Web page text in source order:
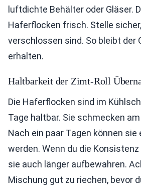
luftdichte Behälter oder Gläser.
Haferflocken frisch. Stelle
verschlossen sind. So bleibt der
erhalten.
Haltbarkeit der Zimt-Roll
Die Haferflocken sind im
Tage haltbar. Sie schmecken
Nach ein paar Tagen können
werden. Wenn du die
sie auch länger aufbewahren.
Mischung gut zu riechen, bevor